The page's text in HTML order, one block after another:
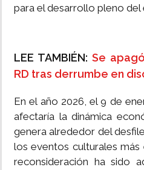
para el desarrollo pleno del
LEE TAMBIÉN:Se
RD tras derrumbe en
En el año 2026, el 9 de
afectaría la dinámica
genera alrededor del
los eventos culturales más
reconsideración ha sido